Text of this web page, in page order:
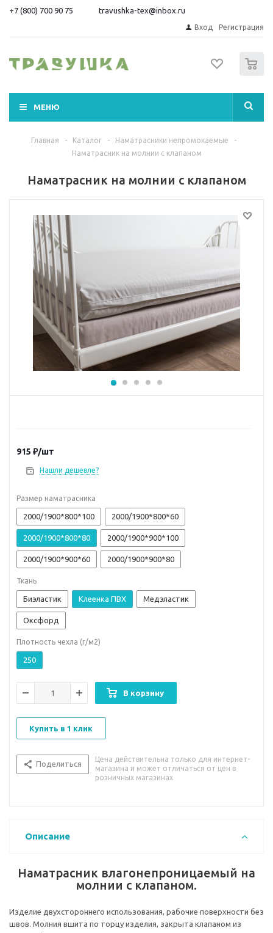
+7 (800) 700 90 75 travushka-tex@inbox.ru
Вход Регистрация
МЕНЮ
Главная - Каталог - Наматрасники непромокаемые
-
Наматрасник на молнии с клапаном
Наматрасник на молнии с клапаном
915 ₽/шт
Нашли дешевле?
Размер наматрасника
2000/1900*800*100 2000/1900*800*60
2000/1900*800*80 2000/1900*900*100
2000/1900*900*60 2000/1900*900*80
Ткань
Биэластик Клеенка ПВХ Медэластик
Оксфорд
Плотность чехла (г/м2)
250
В корзину
Купить в 1 клик
Поделиться
Цена действительна только для интернет-
магазина и может отличаться от цен в
розничных магазинах
Описание
Наматрасник влагонепроницаемый на
молнии с клапаном.
Изделие двухстороннего использования, рабочие поверхности без
швов. Молния вшита по торцу изделия, закрыта клапаном из